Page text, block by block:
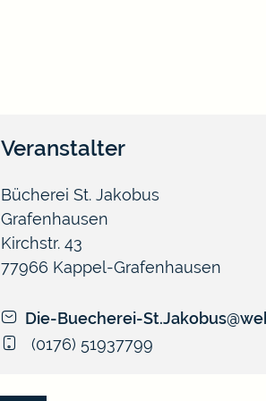
Veranstalter
Bücherei St. Jakobus
Grafenhausen
Kirchstr. 43
77966 Kappel-Grafenhausen
Die-Buecherei-
(0176) 51937799